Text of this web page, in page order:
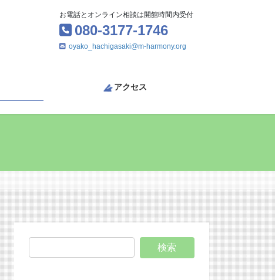
お電話とオンライン相談は開館時間内受付
080-3177-1746
oyako_hachigasaki@m-harmony.org
アクセス